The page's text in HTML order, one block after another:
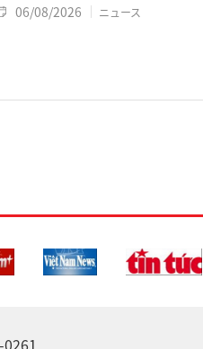
06/08/2026 ニュース